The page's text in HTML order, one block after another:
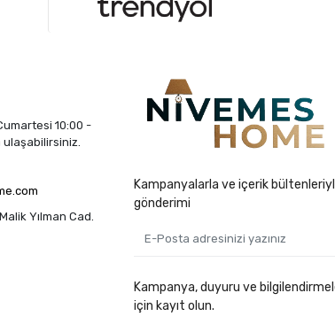
10:00 -
ulaşabilirsiniz.
Yılman Cad.
Kampanyalarla ve içerik
gönderimi
Kampanya, duyuru ve
için kayıt olun.